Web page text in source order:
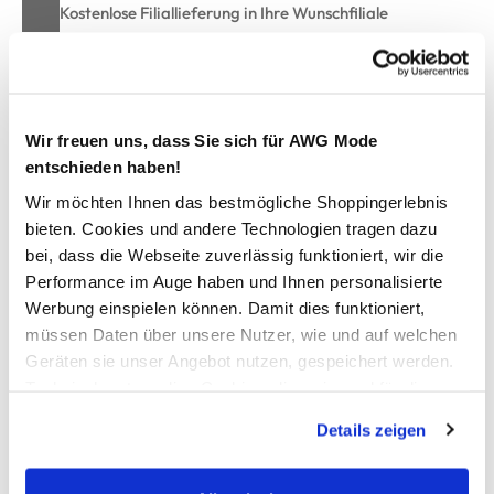
Wir freuen uns, dass Sie sich für AWG Mode
entschieden haben!
Wir möchten Ihnen das bestmögliche Shoppingerlebnis
bieten. Cookies und andere Technologien tragen dazu
bei, dass die Webseite zuverlässig funktioniert, wir die
Performance im Auge haben und Ihnen personalisierte
Werbung einspielen können. Damit dies funktioniert,
müssen Daten über unsere Nutzer, wie und auf welchen
Geräten sie unser Angebot nutzen, gespeichert werden.
werden, werden bei der Nutzung der Webseite auf jeden
Fall gesetzt. Cookies von Drittanbietern für Analyse- oder
Details zeigen
Kostenlose Filiallieferung in Ihre Wunschfiliale
Damen Shirt unifarben
schlichtes Basic-Shirt von IX-O
mit Rundhalsausschnitt mit Bündchen
angenehmes Material
super legere Passform
für Ihren entspannten Freizeitlook
907773-brown